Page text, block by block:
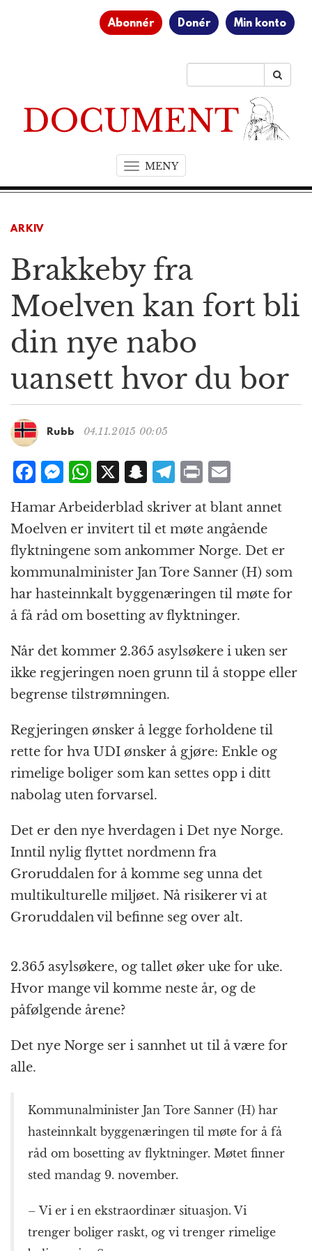
Abonnér Donér Min konto
MENYT
o
a
i
a
t
o
ARKIV
Brakkeby fra
Moelven kan fort bli
din nye nabo
uansett hvor du bor
Rubb 04.11.2015 00:05
F
c
e
b
o
o
k
M
e
ss
e
n
g
e
r
W
h
at
s
A
p
p
X S
n
a
p
c
h
at
T
e
g
r
a
m
P
ri
n
t
ai
l
Hamar Arbeiderblad skriver at blant annet
Moelven er invitert til et møte angående
flyktningene som ankommer Norge. Det er
kommunalminister Jan Tore Sanner (H) som
har hasteinnkalt byggenæringen til møte for
å få råd om bosetting av flyktninger.
Når det kommer 2.365 asylsøkere i uken ser
ikke regjeringen noen grunn til å stoppe eller
begrense tilstrømningen.
Regjeringen ønsker å legge forholdene til
rette for hva UDI ønsker å gjøre: Enkle og
rimelige boliger som kan settes opp i ditt
nabolag uten forvarsel.
Det er den nye hverdagen i Det nye Norge.
Inntil nylig flyttet nordmenn fra
Groruddalen for å komme seg unna det
multikulturelle miljøet. Nå risikerer vi at
Groruddalen vil befinne seg over alt.
2.365 asylsøkere, og tallet øker uke for uke.
Hvor mange vil komme neste år, og de
påfølgende årene?
Det nye Norge ser i sannhet ut til å være for
alle.
Kommunalminister Jan Tore Sanner (H) har
hasteinnkalt byggenæringen til møte for å få
råd om bosetting av flyktninger. Møtet finner
sted mandag 9. november.
– Vi er i en ekstraordinær situasjon. Vi
trenger boliger raskt, og vi trenger rimelige